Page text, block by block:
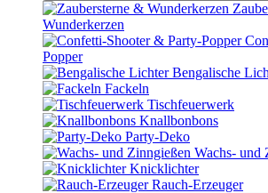
Wunderkerzen
Popper
Bengalische
Fackeln
Tischfeuerwerk
Knallbonbons
Party-Deko
Wachs- und
Knicklichter
Rauch-Erzeuger